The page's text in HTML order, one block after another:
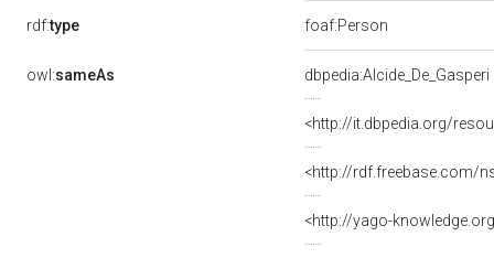
rdf:type foaf:Person
owl:sameAs dbpedia:Alcide_De_Gasperi
<http://it.dbpedia.org/
<http://rdf.freebase.com/
<http://yago-